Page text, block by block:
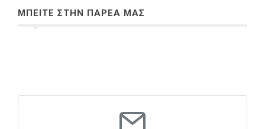
ΜΠΕΙΤΕ ΣΤΗΝ ΠΑΡΕΑ ΜΑΣ